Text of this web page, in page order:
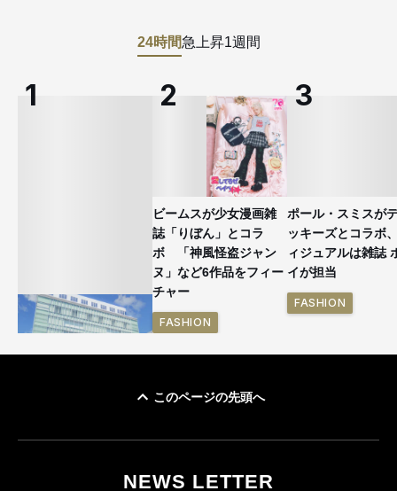
24時間急上昇1週間
ビームスが少女漫画雑
誌「りぼん」とコラ
ボ 「神風怪盗ジャン
ヌ」など6作品をフィー
チャー
FASHION
ポール・スミスが
ッキーズとコラボ
ィジュアルは雑誌
イが担当
FASHION
このページの先頭へ
NEWS LETTER